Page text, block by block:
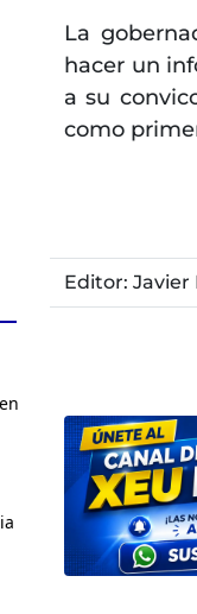
La
hacer un
a su
como
Editor: